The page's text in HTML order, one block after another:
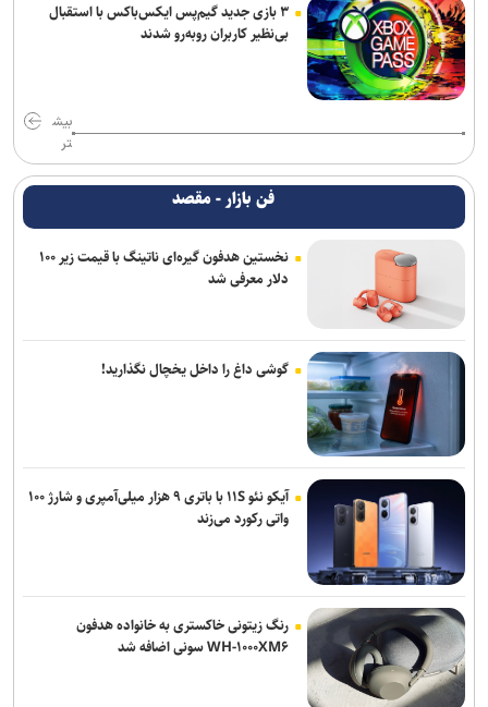
۳ بازی جدید گیم‌پس ایکس‌باکس با استقبال
بی‌نظیر کاربران روبه‌رو شدند
بیش
تر
فن بازار - مقصد
نخستین هدفون گیره‌ای ناتینگ با قیمت زیر ۱۰۰
دلار معرفی شد
گوشی داغ را داخل یخچال نگذارید!
آیکو نئو ۱۱S با باتری ۹ هزار میلی‌آمپری و شارژ ۱۰۰
واتی رکورد می‌زند
رنگ زیتونی خاکستری به خانواده هدفون
WH-۱۰۰۰XM۶ سونی اضافه شد